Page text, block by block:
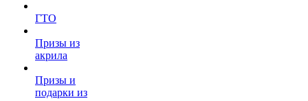
ГТО
Призы из
акрила
Призы и
подарки из